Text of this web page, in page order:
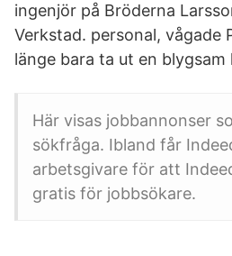
ingenjör på Bröderna
Verkstad. personal, vågade
länge bara ta ut en blygsam
Här visas jobbannonser
sökfråga. Ibland får
arbetsgivare för att
gratis för jobbsökare.